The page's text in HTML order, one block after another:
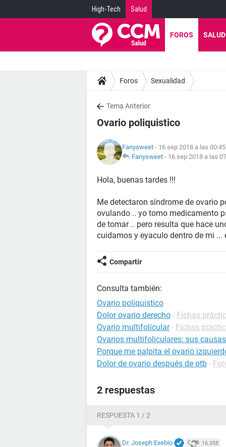
High-Tech Salud
FOROS SALUD
Foros Sexualidad
Tema Anterior
Ovario poliquistico
Fanysweet - 16 sep 2018 a las 00:45
Fanysweet - 16 sep 2018 a las
Hola, buenas tardes !!!
Me detectaron síndrome de ovario
ovulando .. yo tomo medicamento
de tomar .. pero resulta que hace
cuidamos y eyaculo dentro de mi ...
Compartir
Consulta también:
Ovario poliquistico
Dolor ovario derecho - Fichas
Ovario multifolicular - Fichas
Ovarios multifoliculares: sus causas
Porque me palpita el ovario
Dolor de ovario después de otb -
2 respuestas
RESPUESTA 1 / 2
Dr. Joseph Exebio 16.358